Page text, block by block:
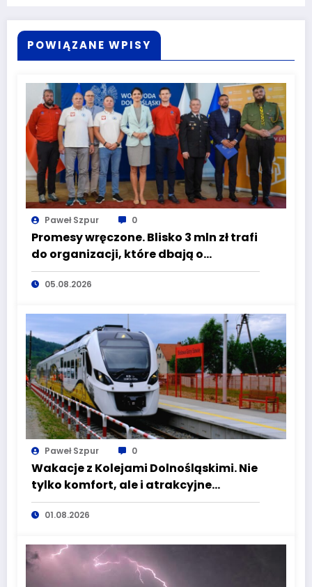
POWIĄZANE WPISY
Paweł Szpur 0
Promesy wręczone. Blisko 3 mln zł trafi
do organizacji, które dbają o
bezpieczeństwo mieszkańców
Dolnego Śląska
05.08.2026
Paweł Szpur 0
Wakacje z Kolejami Dolnośląskimi. Nie
tylko komfort, ale i atrakcyjne
kierunki
01.08.2026